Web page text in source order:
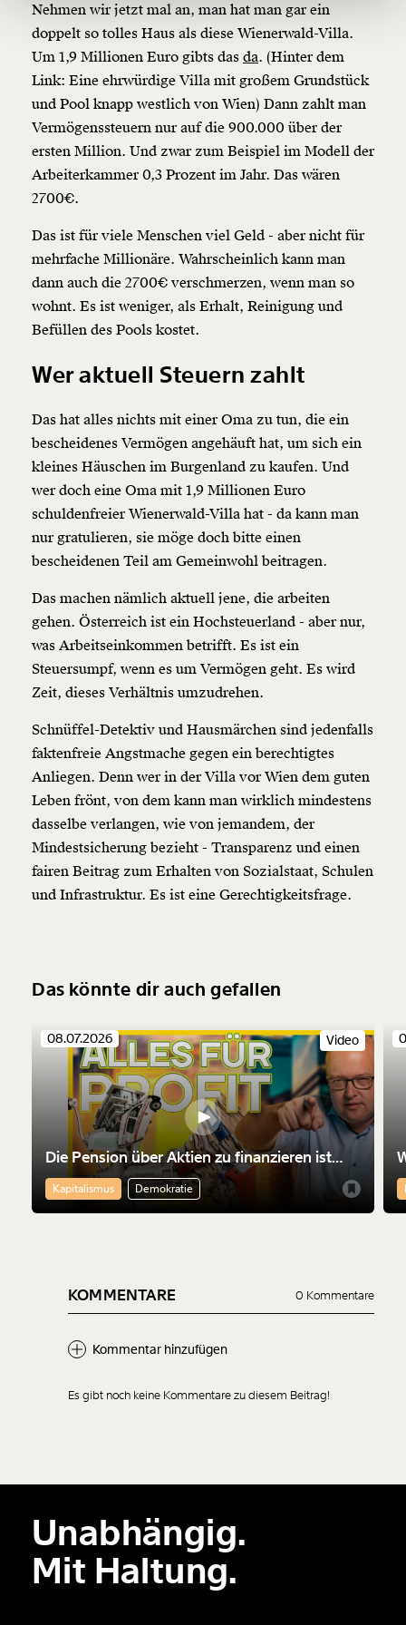
Ich möchte meine Spende verschenken.
Du erhältst eine E-Mail mit deiner
Geschenkurkunde im PDF-Format, welche Du
ausdrucken oder weiterleiten und verschenken
kannst.
1/3
Nehmen wir jetzt mal an, man hat man gar ein
doppelt so tolles Haus als diese Wienerwald-Villa.
Um 1,9 Millionen Euro gibts das da. (Hinter dem
Link: Eine ehrwürdige Villa mit großem Grundstück
und Pool knapp westlich von Wien) Dann zahlt man
Vermögenssteuern nur auf die 900.000 über der
ersten Million. Und zwar zum Beispiel im Modell der
Arbeiterkammer 0,3 Prozent im Jahr. Das wären
2700€.
Das ist für viele Menschen viel Geld - aber nicht für
mehrfache Millionäre. Wahrscheinlich kann man
dann auch die 2700€ verschmerzen, wenn man so
wohnt. Es ist weniger, als Erhalt, Reinigung und
Befüllen des Pools kostet.
Wer aktuell Steuern zahlt
Das hat alles nichts mit einer Oma zu tun, die ein
bescheidenes Vermögen angehäuft hat, um sich ein
kleines Häuschen im Burgenland zu kaufen. Und
wer doch eine Oma mit 1,9 Millionen Euro
schuldenfreier Wienerwald-Villa hat - da kann man
nur gratulieren, sie möge doch bitte einen
bescheidenen Teil am Gemeinwohl beitragen.
Das machen nämlich aktuell jene, die arbeiten
gehen. Österreich ist ein Hochsteuerland - aber nur,
was Arbeitseinkommen betrifft. Es ist ein
Steuersumpf, wenn es um Vermögen geht. Es wird
Zeit, dieses Verhältnis umzudrehen.
Schnüffel-Detektiv und Hausmärchen sind jedenfalls
faktenfreie Angstmache gegen ein berechtigtes
Anliegen. Denn wer in der Villa vor Wien dem guten
Leben frönt, von dem kann man wirklich mindestens
dasselbe verlangen, wie von jemandem, der
Mindestsicherung bezieht - Transparenz und einen
fairen Beitrag zum Erhalten von Sozialstaat, Schulen
und Infrastruktur. Es ist eine Gerechtigkeitsfrage.
Das könnte dir auch gefallen
Video
08.07.2026
Die Pension über Aktien zu finanzieren ist
nicht nur riskant. Sie macht die Finanzmärkte
mächtiger
Kapitalismus Demokratie
KOMMENTARE 0 Kommentare
Kommentar hinzufügen
Der Inhalt dieses Feldes wird nicht öffentlich zugänglich angezeigt.
Es gibt noch keine Kommentare zu diesem Beitrag!
Unabhängig.
Mit Haltung.